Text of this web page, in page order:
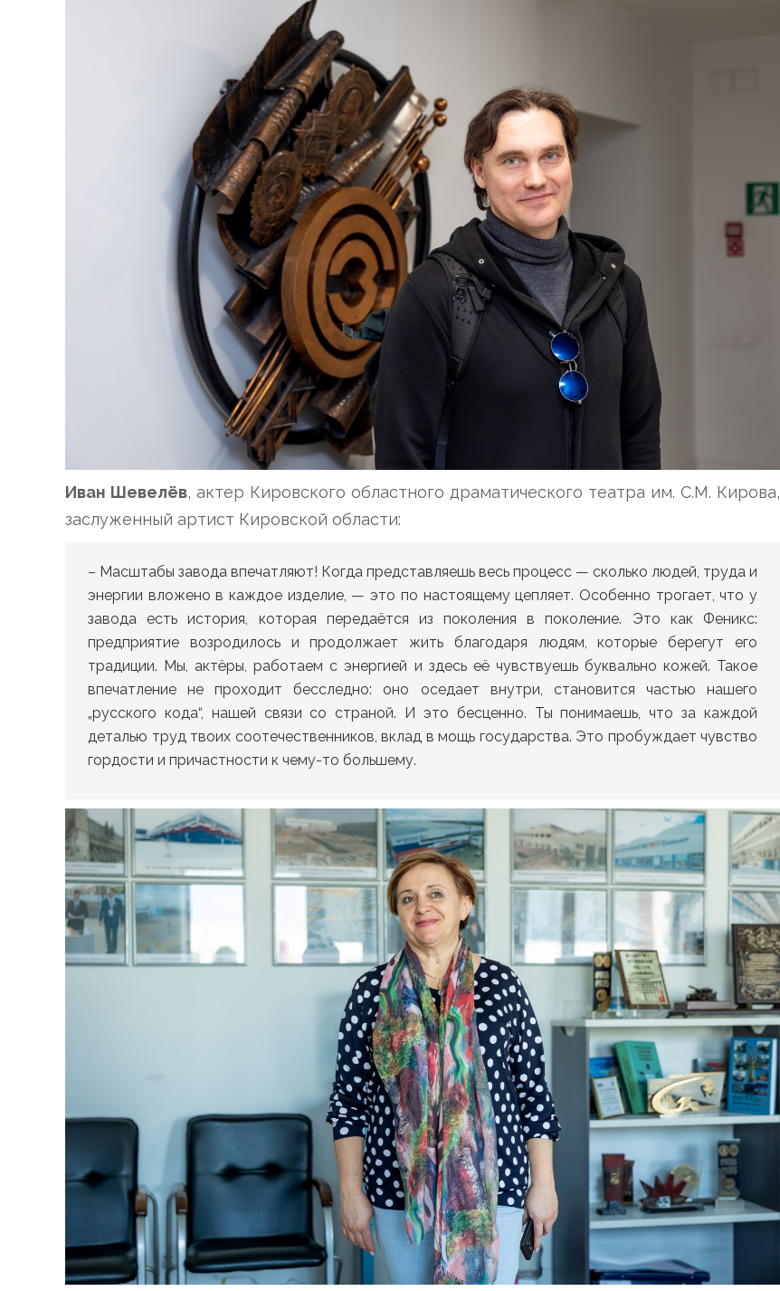
Иван Шевелёв, актер Кировского областного драматического театра им. С.М. Кирова,
заслуженный артист Кировской области:
– Масштабы завода впечатляют! Когда представляешь весь процесс — сколько людей, труда и
энергии вложено в каждое изделие, — это по настоящему цепляет. Особенно трогает, что у
завода есть история, которая передаётся из поколения в поколение. Это как Феникс:
предприятие возродилось и продолжает жить благодаря людям, которые берегут его
традиции. Мы, актёры, работаем с энергией и здесь её чувствуешь буквально кожей. Такое
впечатление не проходит бесследно: оно оседает внутри, становится частью нашего
„русского кода“, нашей связи со страной. И это бесценно. Ты понимаешь, что за каждой
деталью труд твоих соотечественников, вклад в мощь государства. Это пробуждает чувство
гордости и причастности к чему-то большему.